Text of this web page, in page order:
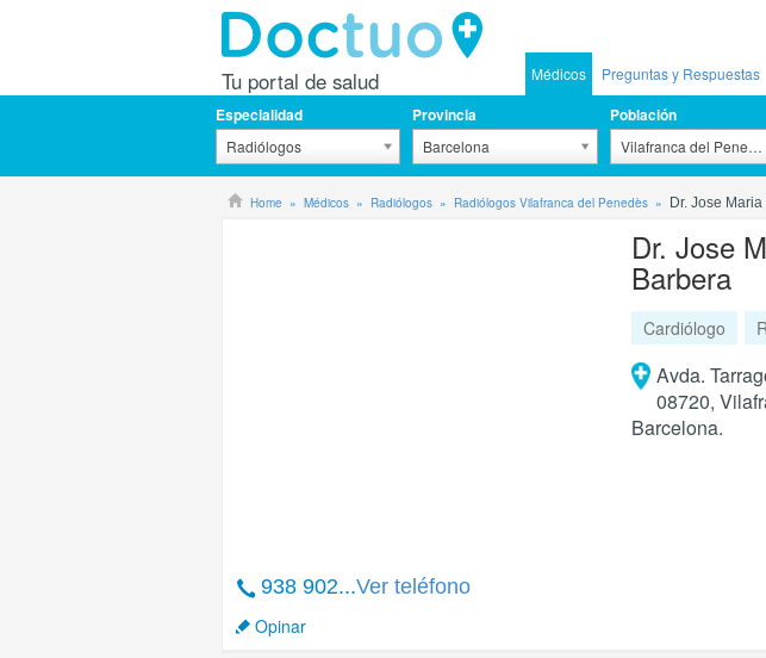
Tu portal de salud Médicos Preguntas y Respuestas
Especialidad
Radiólogos
Provincia
Barcelona
Población
Vilafranca del Penedès
Home Médicos Radiólogos Radiólogos Vilafranca del Penedès Dr. Jose
938 902...Ver teléfono
Opinar
Dr. Jose
Barbera
Cardiólogo
Avda.
08720,
Barcelona.